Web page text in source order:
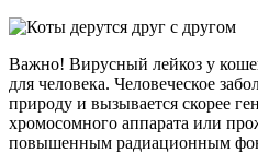
Важно! Вирусный лейкоз у
для человека. Человеческое
природу и вызывается скорее
хромосомного аппарата или
повышенным радиационным